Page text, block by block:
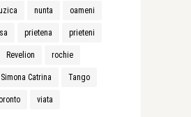
nunta oameni
prietena prieteni
Revelion rochie
Simona Catrina Tango
viata